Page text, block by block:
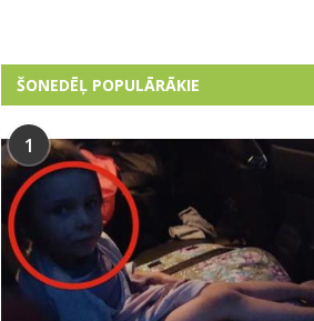
ŠONEDĒĻ POPULĀRĀKIE
1